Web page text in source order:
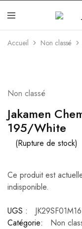
Jakamen
Algérie
Accueil Non classé
Non classé
Jakamen
195/White
(Rupture de stock)
Ce produit est
indisponible.
UGS :
Catégorie:
Non